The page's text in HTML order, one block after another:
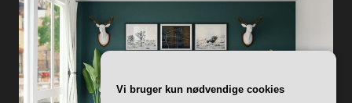
Vi bruger kun nødvendige cookies